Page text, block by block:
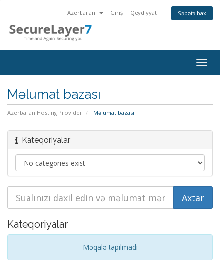
Azerbaijani Giriş Qeydiyyat Səbətə bax
Məlumat bazası
Azerbaijan Hosting Provider Məlumat bazası
Kateqoriyalar
Kateqoriyalar
Məqalə tapılmadı